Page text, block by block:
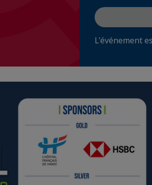
L'événement